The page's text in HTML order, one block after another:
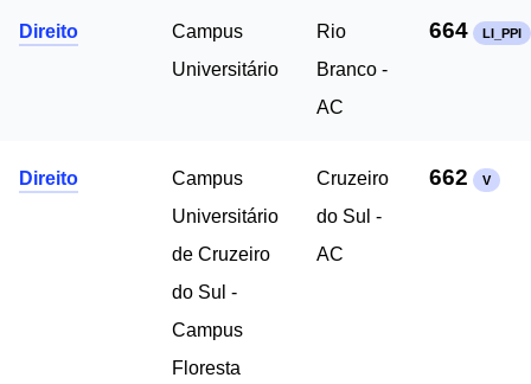
Direito
Campus
Universitário
Rio
Branco -
AC
664 LI_PPI
Direito
Campus
Universitário
de Cruzeiro
do Sul -
Campus
Floresta
Cruzeiro
do Sul -
AC
662 V